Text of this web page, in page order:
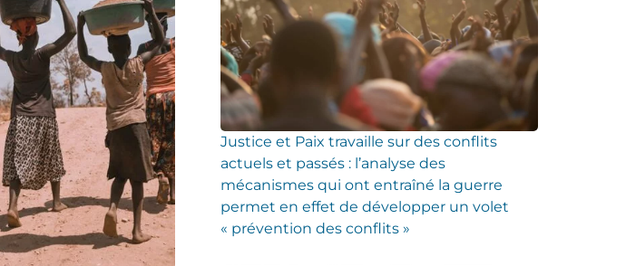
Justice et Paix travaille sur des conflits
actuels et passés : l’analyse des
mécanismes qui ont entraîné la guerre
permet en effet de développer un volet
« prévention des conflits »